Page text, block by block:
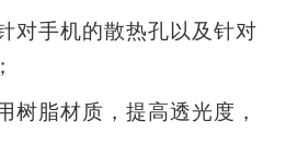
对手机的散热孔以及针对
树脂材质，提高透光度，